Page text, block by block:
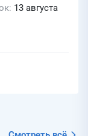
13 августа